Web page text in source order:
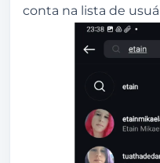
conta na lista de